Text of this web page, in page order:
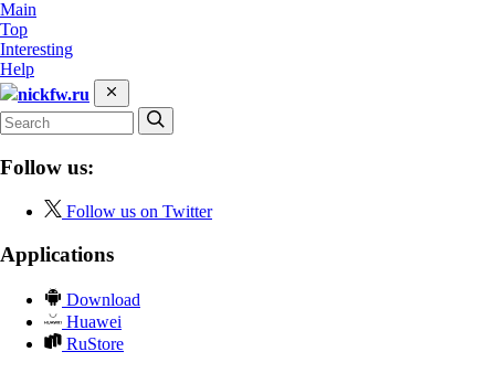
Main
Top
Interesting
Help
nickfw.ru
Follow us:
Follow us on Twitter
Applications
Download
Huawei
RuStore